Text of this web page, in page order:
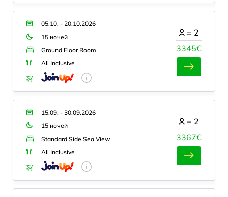
05.10. - 20.10.2026
15 ночей
Ground Floor Room
All Inclusive
3345€
= 2
15.09. - 30.09.2026
15 ночей
Standard Side Sea View
All Inclusive
3367€
= 2